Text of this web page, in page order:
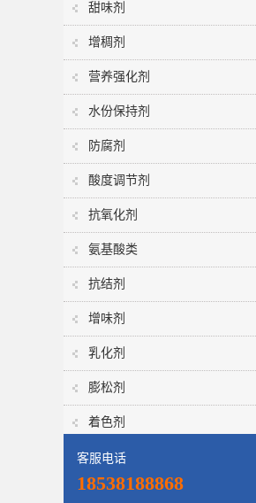
甜味剂
增稠剂
营养强化剂
水份保持剂
防腐剂
酸度调节剂
抗氧化剂
氨基酸类
抗结剂
增味剂
乳化剂
膨松剂
着色剂
客服电话
18538188868